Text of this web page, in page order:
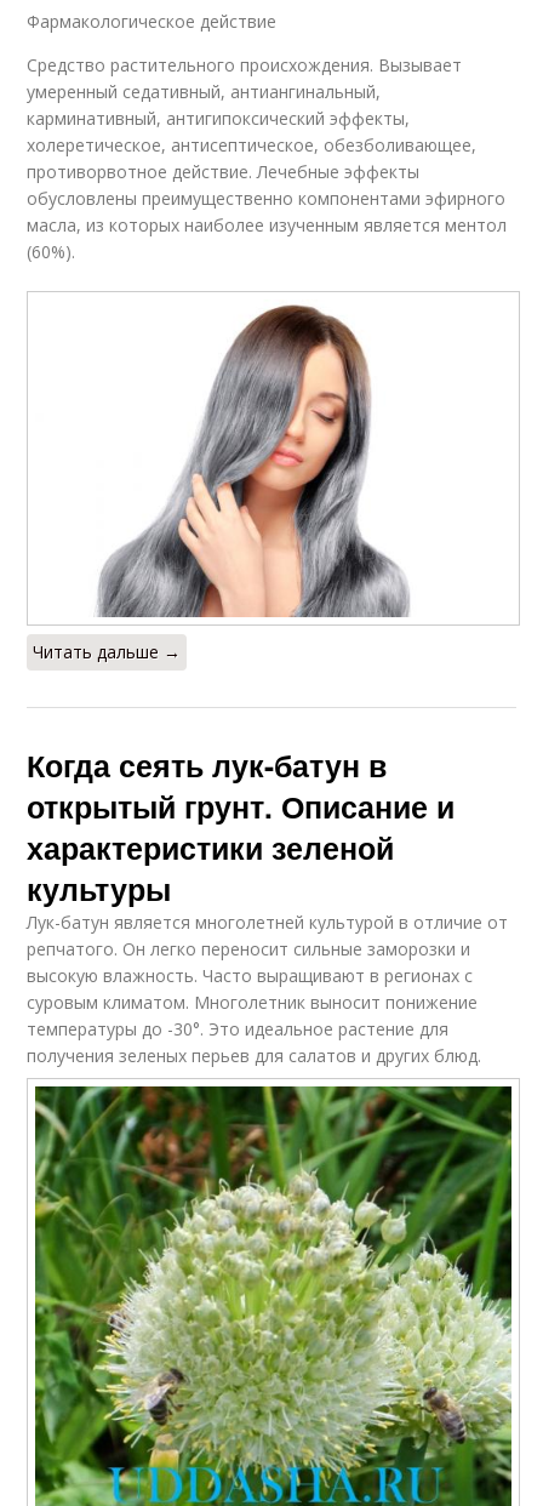
Фармакологическое действие
Средство растительного происхождения. Вызывает
умеренный седативный, антиангинальный,
карминативный, антигипоксический эффекты,
холеретическое, антисептическое, обезболивающее,
противорвотное действие. Лечебные эффекты
обусловлены преимущественно компонентами эфирного
масла, из которых наиболее изученным является ментол
(60%).
Читать дальше →
Когда сеять лук-батун в
открытый грунт. Описание и
характеристики зеленой
культуры
Лук-батун является многолетней культурой в отличие от
репчатого. Он легко переносит сильные заморозки и
высокую влажность. Часто выращивают в регионах с
суровым климатом. Многолетник выносит понижение
температуры до -30°. Это идеальное растение для
получения зеленых перьев для салатов и других блюд.